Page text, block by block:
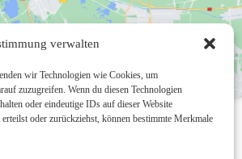
verwalten
wir Technologien wie Cookies, um
zuzugreifen. Wenn du diesen Technologien
oder eindeutige IDs auf dieser Website
oder zurückziehst, können bestimmte Merkmale